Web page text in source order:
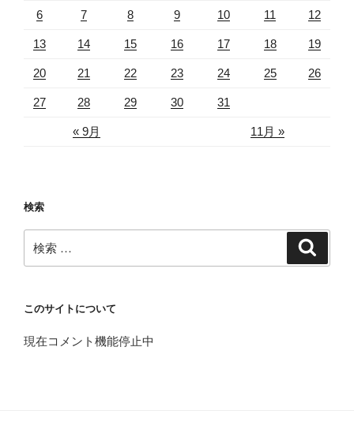
« 9月 11月 »
6 7 8 9 10 11 12
13 14 15 16 17 18 19
20 21 22 23 24 25 26
27 28 29 30 31
検索
検
索:
このサイトについて
現在コメント機能停止中